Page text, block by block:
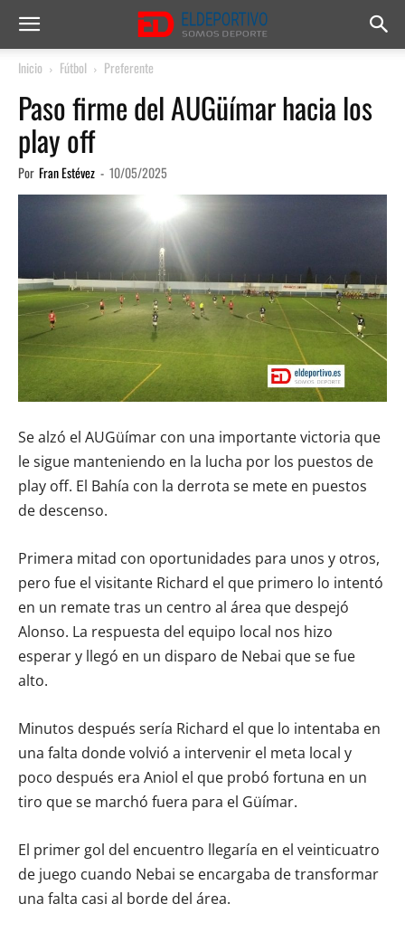
Inicio Fútbol Preferente
Paso firme del AUGüímar hacia los
play off
Por Fran Estévez - 10/05/2025
Se alzó el AUGüímar con una importante victoria que
le sigue manteniendo en la lucha por los puestos de
play off. El Bahía con la derrota se mete en puestos
de descenso.
Primera mitad con oportunidades para unos y otros,
pero fue el visitante Richard el que primero lo intentó
en un remate tras un centro al área que despejó
Alonso. La respuesta del equipo local nos hizo
esperar y llegó en un disparo de Nebai que se fue
alto.
Minutos después sería Richard el que lo intentaba en
una falta donde volvió a intervenir el meta local y
poco después era Aniol el que probó fortuna en un
tiro que se marchó fuera para el Güímar.
El primer gol del encuentro llegaría en el veinticuatro
de juego cuando Nebai se encargaba de transformar
una falta casi al borde del área.